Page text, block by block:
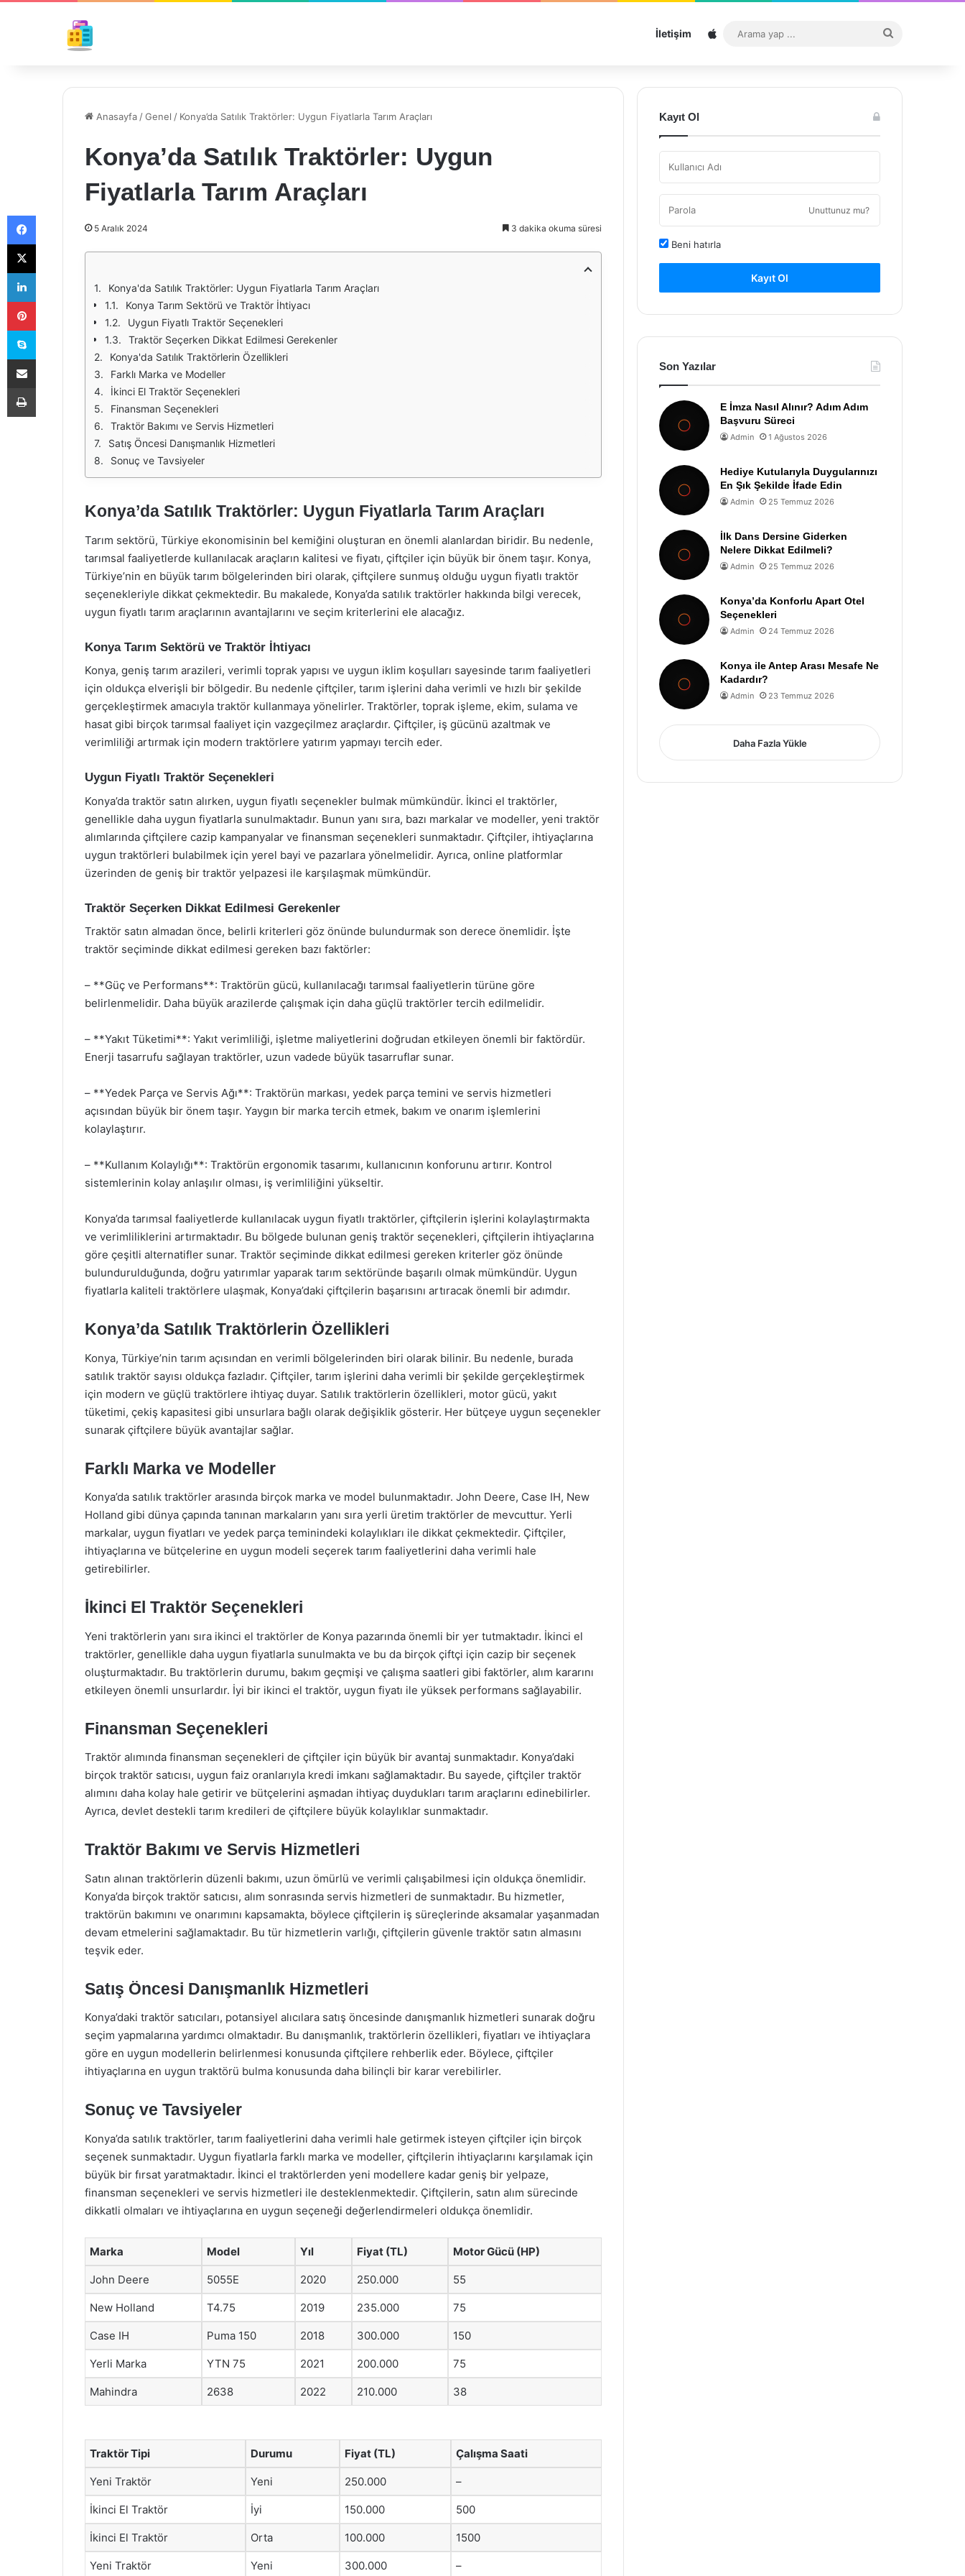
İletişim Sitemap
...
Anasayfa /Genel / Konya’da Satılık Traktörler: Uygun Fiyatlarla Tarım Araçları
Konya’da Satılık Traktörler: Uygun
Fiyatlarla Tarım Araçları
5 Aralık 2024 3 dakika okuma süresi
Konya'da Satılık Traktörler: Uygun Fiyatlarla Tarım Araçları
Konya Tarım Sektörü ve Traktör İhtiyacı
Uygun Fiyatlı Traktör Seçenekleri
Traktör Seçerken Dikkat Edilmesi Gerekenler
Konya'da Satılık Traktörlerin Özellikleri
Farklı Marka ve Modeller
İkinci El Traktör Seçenekleri
Finansman Seçenekleri
Traktör Bakımı ve Servis Hizmetleri
Satış Öncesi Danışmanlık Hizmetleri
Sonuç ve Tavsiyeler
Konya’da Satılık Traktörler: Uygun Fiyatlarla Tarım Araçları
Tarım sektörü, Türkiye ekonomisinin bel kemiğini oluşturan en önemli alanlardan biridir. Bu nedenle,
tarımsal faaliyetlerde kullanılacak araçların kalitesi ve fiyatı, çiftçiler için büyük bir önem taşır. Konya,
Türkiye’nin en büyük tarım bölgelerinden biri olarak, çiftçilere sunmuş olduğu uygun fiyatlı traktör
seçenekleriyle dikkat çekmektedir. Bu makalede, Konya’da satılık traktörler hakkında bilgi verecek,
uygun fiyatlı tarım araçlarının avantajlarını ve seçim kriterlerini ele alacağız.
Konya Tarım Sektörü ve Traktör İhtiyacı
Konya, geniş tarım arazileri, verimli toprak yapısı ve uygun iklim koşulları sayesinde tarım faaliyetleri
için oldukça elverişli bir bölgedir. Bu nedenle çiftçiler, tarım işlerini daha verimli ve hızlı bir şekilde
gerçekleştirmek amacıyla traktör kullanmaya yönelirler. Traktörler, toprak işleme, ekim, sulama ve
hasat gibi birçok tarımsal faaliyet için vazgeçilmez araçlardır. Çiftçiler, iş gücünü azaltmak ve
verimliliği artırmak için modern traktörlere yatırım yapmayı tercih eder.
Uygun Fiyatlı Traktör Seçenekleri
Konya’da traktör satın alırken, uygun fiyatlı seçenekler bulmak mümkündür. İkinci el traktörler,
genellikle daha uygun fiyatlarla sunulmaktadır. Bunun yanı sıra, bazı markalar ve modeller, yeni traktör
alımlarında çiftçilere cazip kampanyalar ve finansman seçenekleri sunmaktadır. Çiftçiler, ihtiyaçlarına
uygun traktörleri bulabilmek için yerel bayi ve pazarlara yönelmelidir. Ayrıca, online platformlar
üzerinden de geniş bir traktör yelpazesi ile karşılaşmak mümkündür.
Traktör Seçerken Dikkat Edilmesi Gerekenler
Traktör satın almadan önce, belirli kriterleri göz önünde bulundurmak son derece önemlidir. İşte
traktör seçiminde dikkat edilmesi gereken bazı faktörler:
– **Güç ve Performans**: Traktörün gücü, kullanılacağı tarımsal faaliyetlerin türüne göre
belirlenmelidir. Daha büyük arazilerde çalışmak için daha güçlü traktörler tercih edilmelidir.
– **Yakıt Tüketimi**: Yakıt verimliliği, işletme maliyetlerini doğrudan etkileyen önemli bir faktördür.
Enerji tasarrufu sağlayan traktörler, uzun vadede büyük tasarruflar sunar.
– **Yedek Parça ve Servis Ağı**: Traktörün markası, yedek parça temini ve servis hizmetleri
açısından büyük bir önem taşır. Yaygın bir marka tercih etmek, bakım ve onarım işlemlerini
kolaylaştırır.
– **Kullanım Kolaylığı**: Traktörün ergonomik tasarımı, kullanıcının konforunu artırır. Kontrol
sistemlerinin kolay anlaşılır olması, iş verimliliğini yükseltir.
Konya’da tarımsal faaliyetlerde kullanılacak uygun fiyatlı traktörler, çiftçilerin işlerini kolaylaştırmakta
ve verimliliklerini artırmaktadır. Bu bölgede bulunan geniş traktör seçenekleri, çiftçilerin ihtiyaçlarına
göre çeşitli alternatifler sunar. Traktör seçiminde dikkat edilmesi gereken kriterler göz önünde
bulundurulduğunda, doğru yatırımlar yaparak tarım sektöründe başarılı olmak mümkündür. Uygun
fiyatlarla kaliteli traktörlere ulaşmak, Konya’daki çiftçilerin başarısını artıracak önemli bir adımdır.
Konya’da Satılık Traktörlerin Özellikleri
Konya, Türkiye’nin tarım açısından en verimli bölgelerinden biri olarak bilinir. Bu nedenle, burada
satılık traktör sayısı oldukça fazladır. Çiftçiler, tarım işlerini daha verimli bir şekilde gerçekleştirmek
için modern ve güçlü traktörlere ihtiyaç duyar. Satılık traktörlerin özellikleri, motor gücü, yakıt
tüketimi, çekiş kapasitesi gibi unsurlara bağlı olarak değişiklik gösterir. Her bütçeye uygun seçenekler
sunarak çiftçilere büyük avantajlar sağlar.
Farklı Marka ve Modeller
Konya’da satılık traktörler arasında birçok marka ve model bulunmaktadır. John Deere, Case IH, New
Holland gibi dünya çapında tanınan markaların yanı sıra yerli üretim traktörler de mevcuttur. Yerli
markalar, uygun fiyatları ve yedek parça teminindeki kolaylıkları ile dikkat çekmektedir. Çiftçiler,
ihtiyaçlarına ve bütçelerine en uygun modeli seçerek tarım faaliyetlerini daha verimli hale
getirebilirler.
İkinci El Traktör Seçenekleri
Yeni traktörlerin yanı sıra ikinci el traktörler de Konya pazarında önemli bir yer tutmaktadır. İkinci el
traktörler, genellikle daha uygun fiyatlarla sunulmakta ve bu da birçok çiftçi için cazip bir seçenek
oluşturmaktadır. Bu traktörlerin durumu, bakım geçmişi ve çalışma saatleri gibi faktörler, alım kararını
etkileyen önemli unsurlardır. İyi bir ikinci el traktör, uygun fiyatı ile yüksek performans sağlayabilir.
Finansman Seçenekleri
Traktör alımında finansman seçenekleri de çiftçiler için büyük bir avantaj sunmaktadır. Konya’daki
birçok traktör satıcısı, uygun faiz oranlarıyla kredi imkanı sağlamaktadır. Bu sayede, çiftçiler traktör
alımını daha kolay hale getirir ve bütçelerini aşmadan ihtiyaç duydukları tarım araçlarını edinebilirler.
Ayrıca, devlet destekli tarım kredileri de çiftçilere büyük kolaylıklar sunmaktadır.
Traktör Bakımı ve Servis Hizmetleri
Satın alınan traktörlerin düzenli bakımı, uzun ömürlü ve verimli çalışabilmesi için oldukça önemlidir.
Konya’da birçok traktör satıcısı, alım sonrasında servis hizmetleri de sunmaktadır. Bu hizmetler,
traktörün bakımını ve onarımını kapsamakta, böylece çiftçilerin iş süreçlerinde aksamalar yaşanmadan
devam etmelerini sağlamaktadır. Bu tür hizmetlerin varlığı, çiftçilerin güvenle traktör satın almasını
teşvik eder.
Satış Öncesi Danışmanlık Hizmetleri
Konya’daki traktör satıcıları, potansiyel alıcılara satış öncesinde danışmanlık hizmetleri sunarak doğru
seçim yapmalarına yardımcı olmaktadır. Bu danışmanlık, traktörlerin özellikleri, fiyatları ve ihtiyaçlara
göre en uygun modellerin belirlenmesi konusunda çiftçilere rehberlik eder. Böylece, çiftçiler
ihtiyaçlarına en uygun traktörü bulma konusunda daha bilinçli bir karar verebilirler.
Sonuç ve Tavsiyeler
Konya’da satılık traktörler, tarım faaliyetlerini daha verimli hale getirmek isteyen çiftçiler için birçok
seçenek sunmaktadır. Uygun fiyatlarla farklı marka ve modeller, çiftçilerin ihtiyaçlarını karşılamak için
büyük bir fırsat yaratmaktadır. İkinci el traktörlerden yeni modellere kadar geniş bir yelpaze,
finansman seçenekleri ve servis hizmetleri ile desteklenmektedir. Çiftçilerin, satın alım sürecinde
dikkatli olmaları ve ihtiyaçlarına en uygun seçeneği değerlendirmeleri oldukça önemlidir.
Marka Model Yıl Fiyat (TL) Motor Gücü (HP)
John Deere 5055E 2020 250.000 55
New Holland T4.75 2019 235.000 75
Case IH Puma 150 2018 300.000 150
Yerli Marka YTN 75 2021 200.000 75
Mahindra 2638 2022 210.000 38
Traktör Tipi Durumu Fiyat (TL) Çalışma Saati
Yeni Traktör Yeni 250.000 –
İkinci El Traktör İyi 150.000 500
İkinci El Traktör Orta 100.000 1500
Yeni Traktör Yeni 300.000 –
Kayıt Ol
Unuttunuz mu?
Beni hatırla
Kayıt Ol
Son Yazılar
E İmza Nasıl Alınır? Adım Adım
Başvuru Süreci
Admin 1 Ağustos 2026
Hediye Kutularıyla Duygularınızı
En Şık Şekilde İfade Edin
Admin 25 Temmuz 2026
İlk Dans Dersine Giderken
Nelere Dikkat Edilmeli?
Admin 25 Temmuz 2026
Konya’da Konforlu Apart Otel
Seçenekleri
Admin 24 Temmuz 2026
Konya ile Antep Arası Mesafe Ne
Kadardır?
Admin 23 Temmuz 2026
Daha Fazla Yükle
Facebook
X
LinkedIn
Pinterest
Skype
E-Posta ile paylaş